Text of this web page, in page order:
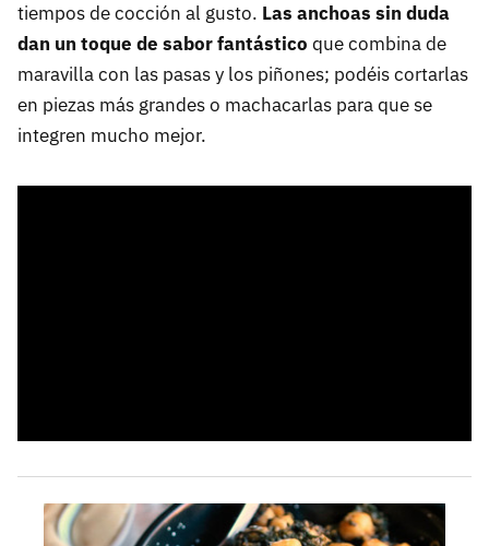
tiempos de cocción al gusto. Las anchoas sin duda
dan un toque de sabor fantástico que combina de
maravilla con las pasas y los piñones; podéis cortarlas
en piezas más grandes o machacarlas para que se
integren mucho mejor.